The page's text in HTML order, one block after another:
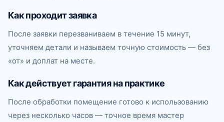
Как проходит заявка
После заявки перезваниваем в течение 15 минут,
уточняем детали и называем точную стоимость — без
«от» и доплат на месте.
Как действует гарантия на практике
После обработки помещение готово к использованию
через несколько часов — точное время мастер